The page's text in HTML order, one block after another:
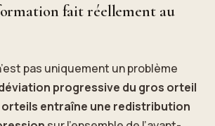
fait réellement au
pas uniquement un problème
progressive du gros orteil
entraîne une redistribution